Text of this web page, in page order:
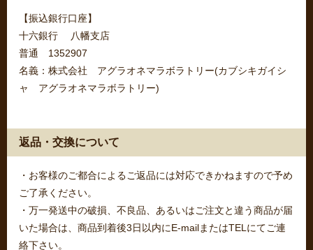
【振込銀行口座】
十六銀行 八幡支店
普通 1352907
名義：株式会社 アグラオネマラボラトリー(カブシキガイシ
ャ アグラオネマラボラトリー)
返品・交換について
・お客様のご都合によるご返品には対応できかねますので予め
ご了承ください。
・万一発送中の破損、不良品、あるいはご注文と違う商品が届
いた場合は、商品到着後3日以内にE-mailまたはTELにてご連
絡下さい。